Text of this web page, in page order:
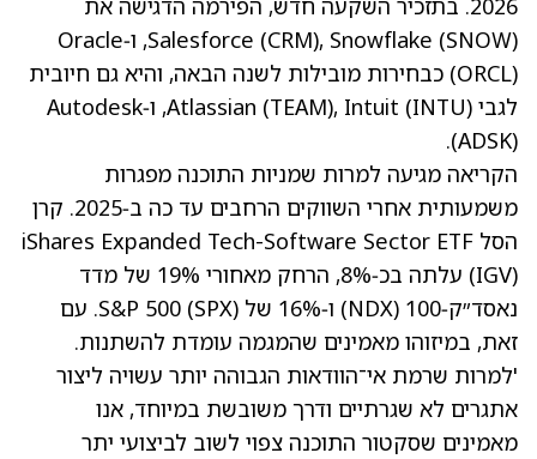
Salesforce (CRM), Snowflake (SNOW)
, ו‑Oracle
(ORCL) כבחירות מובילות לשנה הבאה, והיא גם חיובית
לגבי Atlassian
(TEAM), Intuit (INTU)
, ו‑Autodesk
(ADSK)
.
הקריאה מגיעה למרות שמניות התוכנה מפגרות
משמעותית אחרי השווקים הרחבים עד כה ב‑2025. קרן
הסל iShares Expanded Tech-Software Sector ETF
(IGV) עלתה בכ‑8%, הרחק מאחורי 19% של מדד
נאסד״ק‑100
(NDX)
ו‑16% של S&P 500 (SPX). עם
זאת, במיזוהו מאמינים שהמגמה עומדת להשתנות.
'למרות שרמת אי־הוודאות הגבוהה יותר עשויה ליצור
אתגרים לא שגרתיים ודרך משובשת במיוחד, אנו
מאמינים שסקטור התוכנה צפוי לשוב לביצועי יתר